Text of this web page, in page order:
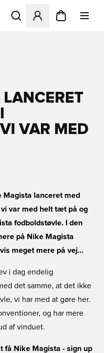
Åbner en Modal til at
LANCERET
VAR MED
Magista lanceret med
var med helt tæt på og
fodboldstøvle. I den
på Nike Magista
meget mere på vej...
i dag endelig
det samme, at det ikke
vi har med at gøre her.
og har mere
af vinduet.
få Nike Magista - sign up